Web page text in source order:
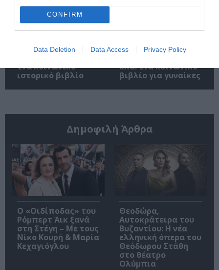
CONFIRM
Data Deletion Data Access Privacy Policy
Φιλίπ Κολλέν – Ο
Ένα κοινωνικό
ιστορικό βιβλίο
Ελένη Μπουκαούρη
όλα: Ένα κοινωνικό
βιβλίο για γυναίκες
Δημοφιλή Άρθρα
O «Οιδίποδας» του
Ρόμπερτ Άικ ξανά
στη Στέγη – Με τους
Νίκο Κουρή & Μαρία
Κεχαγιόγλου
Θεοδώρα,
Αυτοκράτειρα του
Βυζαντίου: Η νέα
ελληνική όπερα του
Θεόδωρου Στάθη
στο θέατρο
Ολύμπια